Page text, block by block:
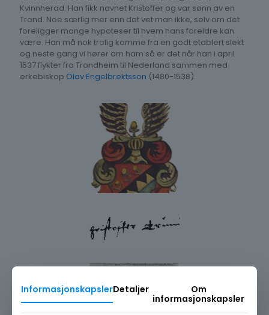
Kvinnherad. Han fikk navnet Kristoffer og var sønn av en
Trond. Noe særlig mer enn det vet man ikke, selv om det
foreligger mange hypoteser til hvem hans foreldre kan
være. Han må nok trolig komme fra en godt etablert slekt
og neste gang vi hører om ham så er det når han i april
1537 flykter fra Trondheim til Nederland sammen med
erkebiskop Olav Engelbrektsson (1480-1538).
InformasjonskapslerDetaljer
Om
informasjonskapsler